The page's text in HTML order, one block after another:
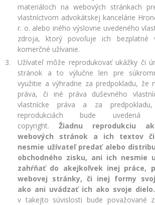
materiáloch na webových stránkach
vlastníctvom advokátskej kancelárie
r. o. alebo iného výslovne uvedeného
zdroja, ktorý povoľuje ich bezplatné
komerčné užívanie.
Užívateľ môže reprodukovať ukážky či
stránok a to výlučne len pre
využitie a výhradne za predpokladu, že
práva, či iné práva duševného
vlastnícke práva a za
reprodukciách bude
copyright. Žiadnu reprodukciu
webových stránok a ich textov
nesmie užívateľ predať alebo
obchodného zisku, ani ich nesmie
zahŕňať do akejkoľvek inej práce,
webovej stránky, či inej formy
ako ani uvádzať ich ako svoje dielo.
v takejto súvislosti bude považované